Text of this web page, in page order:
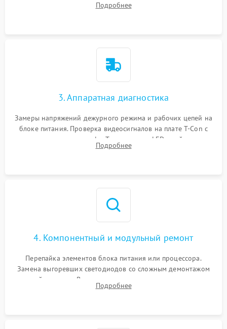
Проверка надежности фиксации и целостности шлейфов.
Подробнее
3. Аппаратная диагностика
Замеры напряжений дежурного режима и рабочих цепей на
блоке питания. Проверка видеосигналов на плате T-Con с
помощью осциллографа. Тестирование LED-драйвера и
светодиодных планок подсветки мультиметром.
Подробнее
4. Компонентный и модульный ремонт
Перепайка элементов блока питания или процессора.
Замена выгоревших светодиодов со сложным демонтажом
хрупкой матрицы. Восстановление поврежденных дорожек,
прошивка микросхем памяти EEPROM
Подробнее